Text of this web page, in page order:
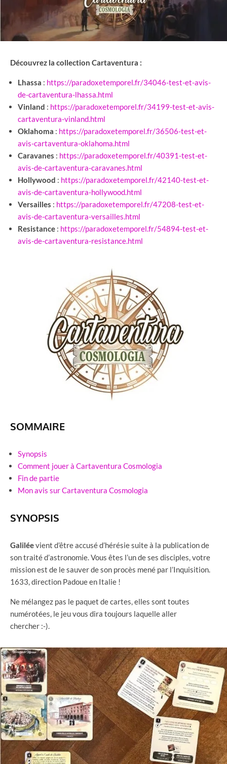
Découvrez la collection Cartaventura :
Lhassa : https://paradoxetemporel.fr/34046-test-et-avis-
de-cartaventura-lhassa.html
Vinland : https://paradoxetemporel.fr/34199-test-et-avis-
cartaventura-vinland.html
Oklahoma : https://paradoxetemporel.fr/36506-test-et-
avis-cartaventura-oklahoma.html
Caravanes : https://paradoxetemporel.fr/40391-test-et-
avis-de-cartaventura-caravanes.html
Hollywood : https://paradoxetemporel.fr/42140-test-et-
avis-de-cartaventura-hollywood.html
Versailles : https://paradoxetemporel.fr/47208-test-et-
avis-de-cartaventura-versailles.html
Resistance : https://paradoxetemporel.fr/54894-test-et-
avis-de-cartaventura-resistance.html
SOMMAIRE
Synopsis
Comment jouer à Cartaventura Cosmologia
Fin de partie
Mon avis sur Cartaventura Cosmologia
SYNOPSIS
Galiléevient d’être accusé d’hérésie suite à la publication de
son traité d’astronomie. Vous êtes l’un de ses disciples, votre
mission est de le sauver de son procès mené par l’Inquisition.
1633, direction Padoue en Italie !
Ne mélangez pas le paquet de cartes, elles sont toutes
numérotées, le jeu vous dira toujours laquelle aller
chercher :-).